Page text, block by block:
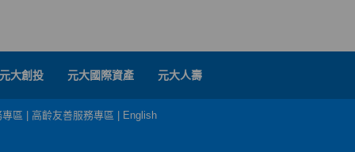
元大創投 元大國際資產 元大人壽
區 高齡友善服務專區 English